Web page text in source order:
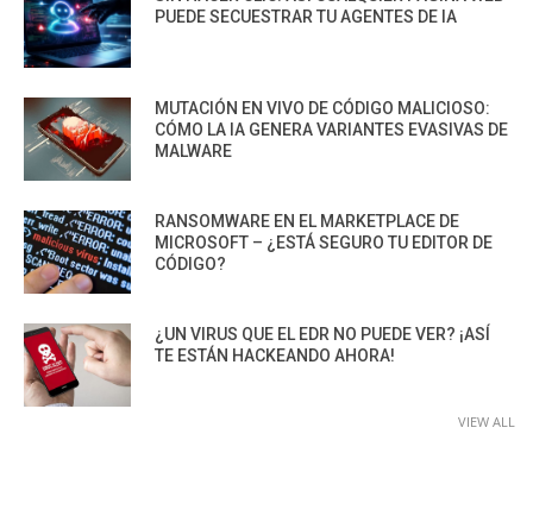
PUEDE SECUESTRAR TU AGENTES DE IA
MUTACIÓN EN VIVO DE CÓDIGO MALICIOSO:
CÓMO LA IA GENERA VARIANTES EVASIVAS DE
MALWARE
RANSOMWARE EN EL MARKETPLACE DE
MICROSOFT – ¿ESTÁ SEGURO TU EDITOR DE
CÓDIGO?
¿UN VIRUS QUE EL EDR NO PUEDE VER? ¡ASÍ
TE ESTÁN HACKEANDO AHORA!
VIEW ALL